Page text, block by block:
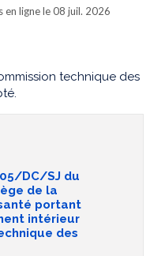
en ligne le 08 juil. 2026
technique des
DC/SJ du
de la
portant
intérieur
des